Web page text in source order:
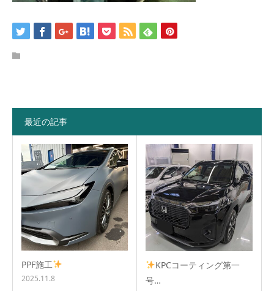
最近の記事
PPF施工
2025.11.8
KPCコーティング第一
号…